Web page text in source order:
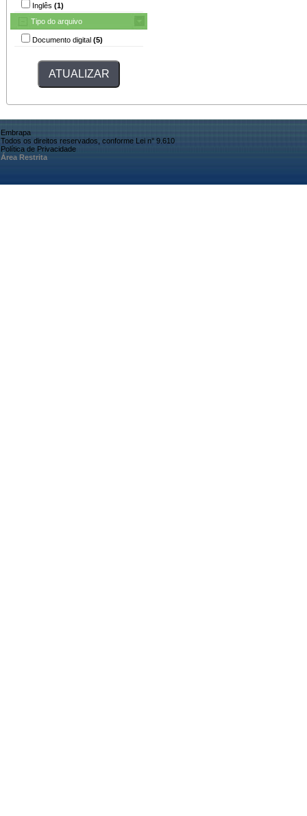
Inglês (1)
Tipo do arquivo
Documento digital (5)
Embrapa
Todos os direitos reservados, conforme Lei n° 9.610
Política de Privacidade
Área Restrita